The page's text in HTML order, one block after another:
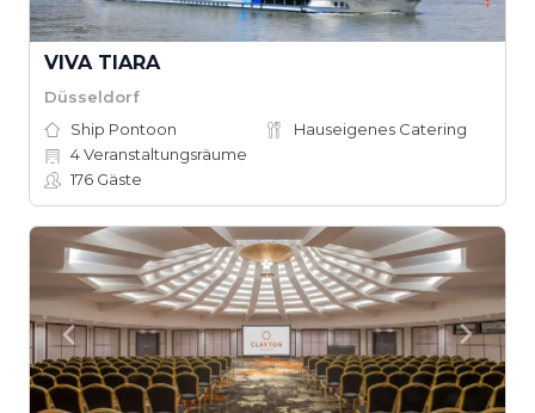
VIVA TIARA
Düsseldorf
Ship Pontoon
Hauseigenes Catering
4Veranstaltungsräume
176 Gäste